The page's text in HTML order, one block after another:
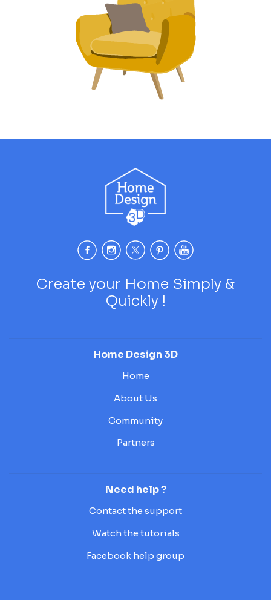
Create your Home Simply &
Quickly !
Home Design 3D
Home
About Us
Community
Partners
Need help ?
Contact the support
Watch the tutorials
Facebook help group